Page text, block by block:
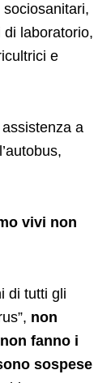
laboratorio,
e
a
vivi non
di tutti gli
non
fanno i
sospese